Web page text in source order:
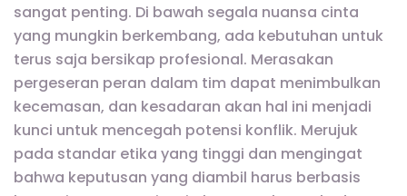
sangat penting. Di bawah segala nuansa cinta
yang mungkin berkembang, ada kebutuhan untuk
terus saja bersikap profesional. Merasakan
pergeseran peran dalam tim dapat menimbulkan
kecemasan, dan kesadaran akan hal ini menjadi
kunci untuk mencegah potensi konflik. Merujuk
pada standar etika yang tinggi dan mengingat
bahwa keputusan yang diambil harus berbasis